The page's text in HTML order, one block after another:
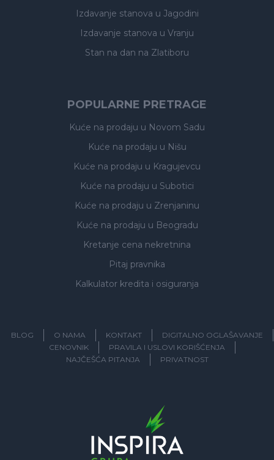
Izdavanje stanova u Jagodini
Izdavanje stanova u Vranju
Stan na dan na Zlatiboru
POPULARNE PRETRAGE
Kuće na prodaju u Novom Sadu
Kuće na prodaju u Nišu
Kuće na prodaju u Kragujevcu
Kuće na prodaju u Subotici
Kuće na prodaju u Zrenjaninu
Kuće na prodaju u Beogradu
Kretanje cena nekretnina
Pitaj pravnika
Kalkulator kredita i osiguranja
BLOG O NAMA KONTAKT
DIGITALNO OGLAŠAVANJE
CENOVNIK
PRAVILA I USLOVI KORIŠĆENJA
NAJČEŠĆA PITANJA
PRIVATNOST